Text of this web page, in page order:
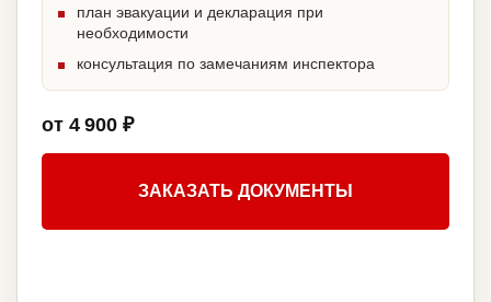
план эвакуации и декларация при
необходимости
консультация по замечаниям инспектора
от 4 900 ₽
ЗАКАЗАТЬ ДОКУМЕНТЫ